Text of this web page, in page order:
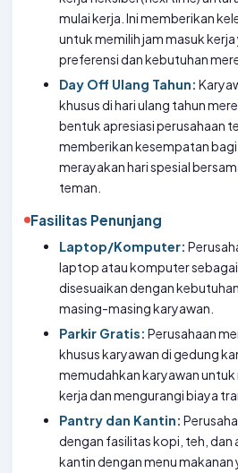
mulai kerja. Ini memberikan
untuk memilih jam masuk
preferensi dan kebutuhan
Day Off Ulang Tahun:
khusus di hari ulang tahun
bentuk apresiasi perusahaan
memberikan kesempatan
merayakan hari spesial
teman.
Fasilitas Penunjang
Laptop/Komputer:
laptop atau komputer sebagai
disesuaikan dengan
masing-masing karyawan.
Parkir Gratis: Perusahaan
khusus karyawan di gedung
memudahkan karyawan
kerja dan mengurangi biaya
Pantry dan Kantin:
dengan fasilitas kopi, teh, dan
kantin dengan menu makanan